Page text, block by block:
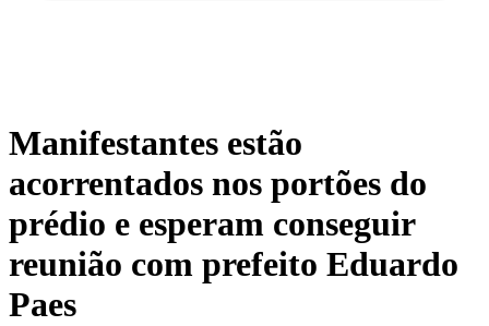
Manifestantes estão
acorrentados nos portões do
prédio e esperam conseguir
reunião com prefeito Eduardo
Paes